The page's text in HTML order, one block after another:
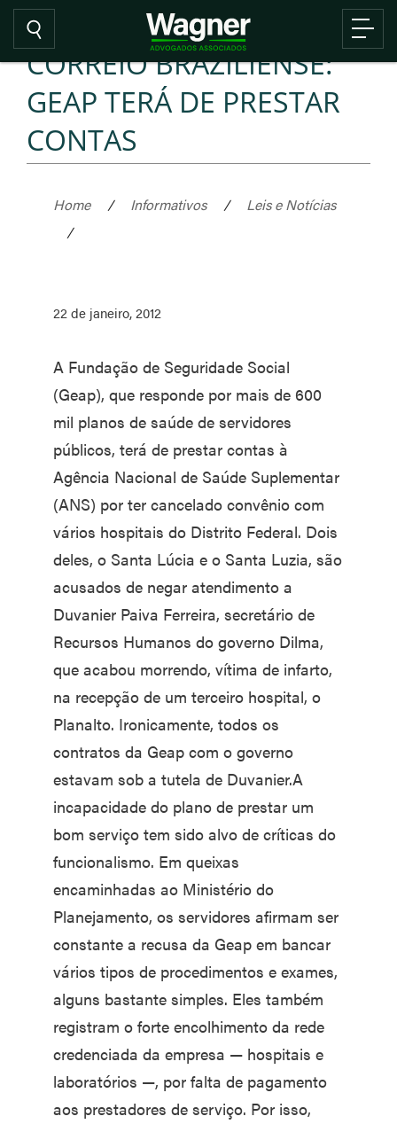
CORREIO BRAZILIENSE:
GEAP TERÁ DE PRESTAR
CONTAS
Home / Informativos /
Leis e Notícias
/
22 de janeiro, 2012
A Fundação de Seguridade Social
(Geap), que responde por mais de 600
mil planos de saúde de servidores
públicos, terá de prestar contas à
Agência Nacional de Saúde Suplementar
(ANS) por ter cancelado convênio com
vários hospitais do Distrito Federal. Dois
deles, o Santa Lúcia e o Santa Luzia, são
acusados de negar atendimento a
Duvanier Paiva Ferreira, secretário de
Recursos Humanos do governo Dilma,
que acabou morrendo, vítima de infarto,
na recepção de um terceiro hospital, o
Planalto. Ironicamente, todos os
contratos da Geap com o governo
estavam sob a tutela de Duvanier.A
incapacidade do plano de prestar um
bom serviço tem sido alvo de críticas do
funcionalismo. Em queixas
encaminhadas ao Ministério do
Planejamento, os servidores afirmam ser
constante a recusa da Geap em bancar
vários tipos de procedimentos e exames,
alguns bastante simples. Eles também
registram o forte encolhimento da rede
credenciada da empresa — hospitais e
laboratórios —, por falta de pagamento
aos prestadores de serviço. Por isso,